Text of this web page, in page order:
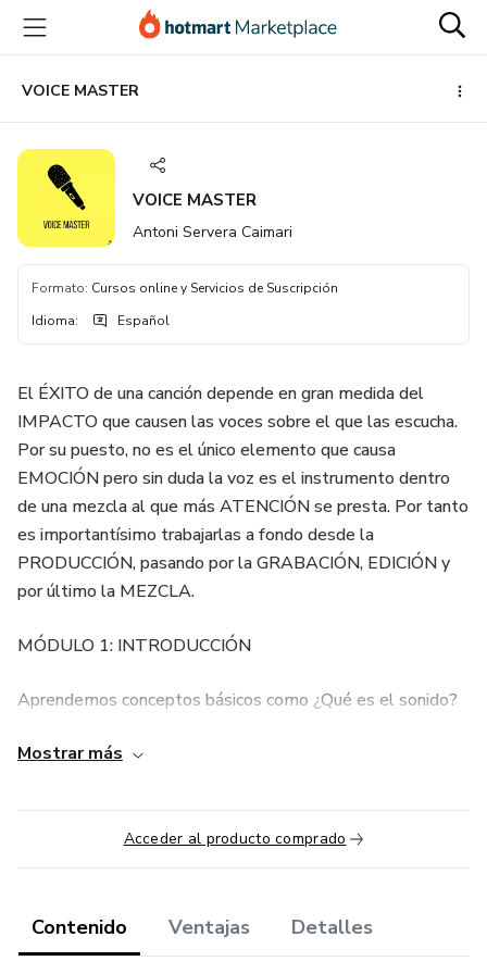
principal
página
de
página
VOICE MASTER
VOICE MASTER
Antoni Servera Caimari
Formato: Cursos online y Servicios de Suscripción
Idioma: Español
El ÉXITO de una canción depende en gran medida del
IMPACTO que causen las voces sobre el que las escucha.
Por su puesto, no es el único elemento que causa
EMOCIÓN pero sin duda la voz es el instrumento dentro
de una mezcla al que más ATENCIÓN se presta. Por tanto
es importantísimo trabajarlas a fondo desde la
PRODUCCIÓN, pasando por la GRABACIÓN, EDICIÓN y
por último la MEZCLA.
MÓDULO 1: INTRODUCCIÓN
Aprendemos conceptos básicos como ¿Qué es el sonido?
Aprendemos a analizar nuestras referencias para usar sus
recursos en nuestra producciones.
MÓDULO 3: GRABACIÓN
Mostrar más
Acceder al producto comprado
Contenido Ventajas Detalles